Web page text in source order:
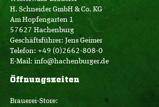
H. Schneider GmbH & Co. KG
Am Hopfengarten 1
57627 Hachenburg
Geschäftsführer: Jens Geimer
Telefon: +49 (0)2662-808-0
E-Mail: info@hachenburger.de
Öffnungszeiten
Brauerei-Store: